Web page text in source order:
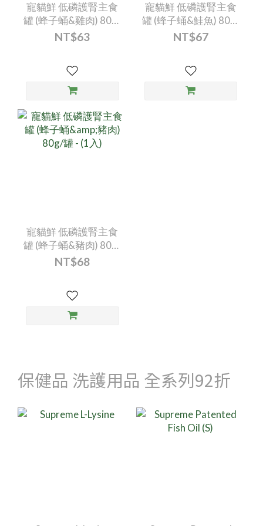
寵貓鮮 低磷護腎主食
罐 (蜂子蛹&雞肉) 80g/
罐 - (1入)
NT$63
寵貓鮮 低磷護腎主食
罐 (蜂子蛹&鮭魚) 80g/
罐 - (1入)
NT$67
寵貓鮮 低磷護腎主食
罐 (蜂子蛹&豬肉) 80g/
罐 - (1入)
NT$68
保健品 洗護用品 全系列92折